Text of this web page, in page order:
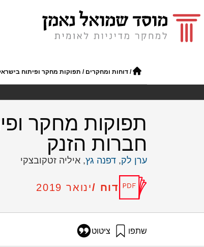
/ דוחות ומחקרים / תפוקות מחקר ופיתוח
תפוקות מחקר
חברות הזנק
ערן לק, דפנה גץ, איליה זטקובצקי
דוח /ינואר 2019
שתפו ציטוט